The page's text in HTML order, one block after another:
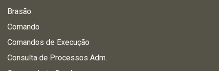
Brasão
Comando
Comandos de Execução
Consulta de Processos Adm.